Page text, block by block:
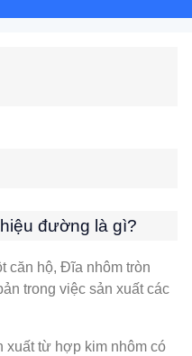
đường là gì?
căn hộ, Đĩa nhôm tròn
trong việc sản xuất các
xuất từ ​​hợp kim nhôm có